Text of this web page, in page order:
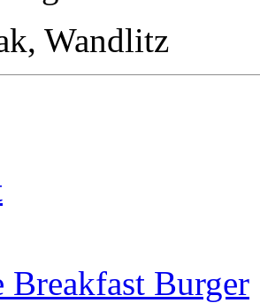
Wandlitz
Breakfast Burger